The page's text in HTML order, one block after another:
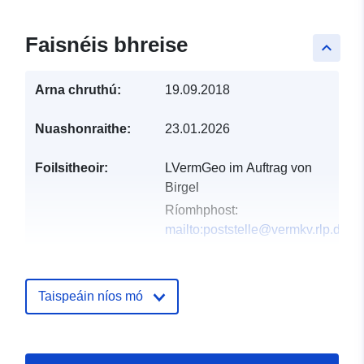
keyboard_arrow_up
Faisnéis bhreise
Arna chruthú: 19.09.2018
Nuashonraithe: 23.01.2026
Foilsitheoir:
LVermGeo im Auftrag von
Birgel
Ríomhphost:
mailto:poststelle@vermkv.rlp.de
Nuashonraithe ar data.europa.eu:
Taispeáin níos mó